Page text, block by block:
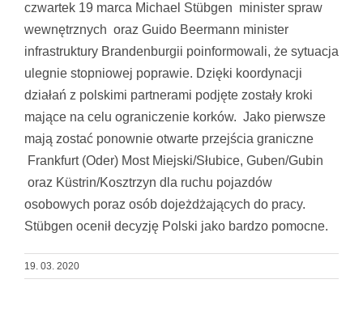
czwartek 19 marca Michael Stübgen minister spraw
wewnętrznych oraz Guido Beermann minister
infrastruktury Brandenburgii poinformowali, że sytuacja
ulegnie stopniowej poprawie. Dzięki koordynacji
działań z polskimi partnerami podjęte zostały kroki
mające na celu ograniczenie korków. Jako pierwsze
mają zostać ponownie otwarte przejścia graniczne
Frankfurt (Oder) Most Miejski/Słubice, Guben/Gubin
oraz Küstrin/Kosztrzyn dla ruchu pojazdów
osobowych poraz osób dojeżdżających do pracy.
Stübgen ocenił decyzję Polski jako bardzo pomocne.
19. 03. 2020